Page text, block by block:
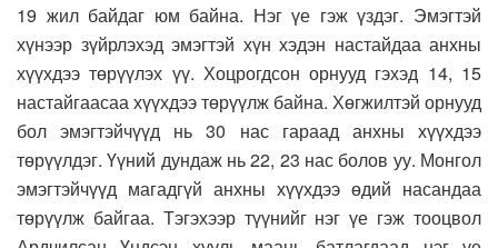
19 жил байдаг юм байна. Нэг үе гэж үздэг. Эмэгтэй
хүнээр зүйрлэхэд эмэгтэй хүн хэдэн настайдаа анхны
хүүхдээ төрүүлэх үү. Хоцрогдсон орнууд гэхэд 14, 15
настайгаасаа хүүхдээ төрүүлж байна. Хөгжилтэй орнууд
бол эмэгтэйчүүд нь 30 нас гараад анхны хүүхдээ
төрүүлдэг. Үүний дундаж нь 22, 23 нас болов уу. Монгол
эмэгтэйчүүд магадгүй анхны хүүхдээ өдий насандаа
төрүүлж байгаа. Тэгэхээр түүнийг нэг үе гэж тооцвол